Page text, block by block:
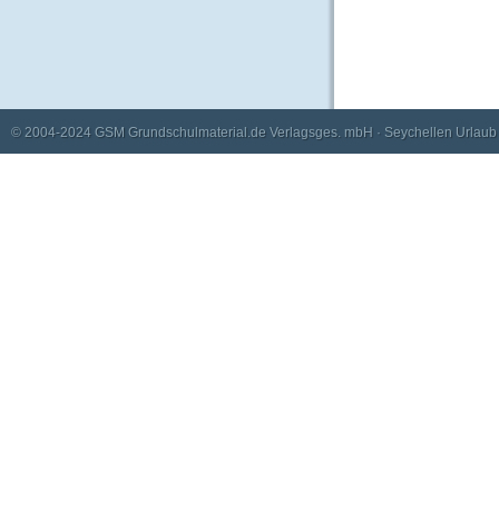
© 2004-2024 GSM Grundschulmaterial.de Verlagsges. mbH · Seychellen Urlaub